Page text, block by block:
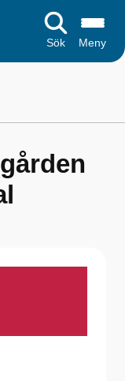
Sök Meny